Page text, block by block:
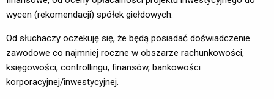
wycen (rekomendacji) spółek giełdowych.
Od słuchaczy oczekuję się, że będą posiadać doświadczenie
zawodowe co najmniej roczne w obszarze rachunkowości,
księgowości, controllingu, finansów, bankowości
korporacyjnej/inwestycyjnej.